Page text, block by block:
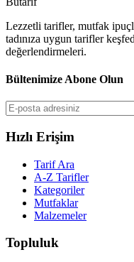
Lezzetli tarifler, mutfak
tadınıza uygun tarifler
değerlendirmeleri.
Bültenimize Abone Olun
Hızlı Erişim
Tarif Ara
A-Z Tarifler
Kategoriler
Mutfaklar
Malzemeler
Topluluk